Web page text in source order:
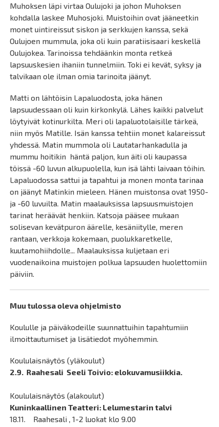
Muhoksen läpi virtaa Oulujoki ja johon Muhoksen
kohdalla laskee Muhosjoki. Muistoihin ovat jääneetkin
monet uintireissut siskon ja serkkujen kanssa, sekä
Oulujoen mummula, joka oli kuin paratiisisaari keskellä
Oulujokea. Tarinoissa tehdäänkin monta retkeä
lapsuuskesien ihaniin tunnelmiin. Toki ei kevät, syksy ja
talvikaan ole ilman omia tarinoita jäänyt.
Matti on lähtöisin Lapaluodosta, joka hänen
lapsuudessaan oli kuin kirkonkylä. Lähes kaikki palvelut
löytyivät kotinurkilta. Meri oli lapaluotolaisille tärkeä,
niin myös Matille. Isän kanssa tehtiin monet kalareissut
yhdessä. Matin mummola oli Lautatarhankadulla ja
mummu hoitikin häntä paljon, kun äiti oli kaupassa
töissä -60 luvun alkupuolella, kun isä lähti laivaan töihin.
Lapaluodossa sattui ja tapahtui ja monen monta tarinaa
on jäänyt Matinkin mieleen. Hänen muistonsa ovat 1950-
ja -60 luvuilta. Matin maalauksissa lapsuusmuistojen
tarinat heräävät henkiin. Katsoja pääsee mukaan
solisevan kevätpuron äärelle, kesäniitylle, meren
rantaan, verkkoja kokemaan, puolukkaretkelle,
kuutamohiihdolle... Maalauksissa kuljetaan eri
vuodenaikoina muistojen polkua lapsuuden huolettomiin
päiviin.
Muu tulossa oleva ohjelmisto
Koululle ja päiväkodeille suunnattuihin tapahtumiin
ilmoittautumiset ja lisätiedot myöhemmin.
Koululaisnäytös (yläkoulut)
2.9. Raahesali Seeli Toivio: elokuvamusiikkia.
Koululaisnäytös (alakoulut)
Kuninkaallinen Teatteri: Lelumestarin talvi
18.11. Raahesali , 1-2 luokat klo 9.00